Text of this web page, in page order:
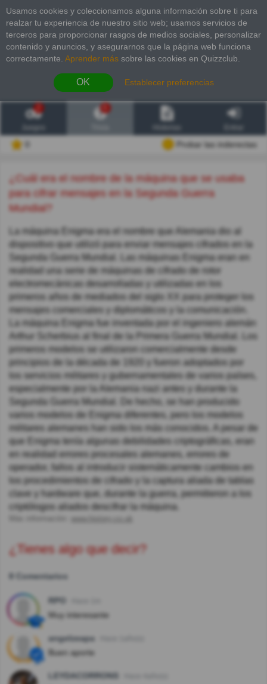
Usamos cookies y coleccionamos alguna información sobre ti para
realzar tu experiencia de nuestro sitio web; usamos servicios de
terceros para proporcionar rasgos de medios sociales, personalizar
contenido y anuncios, y asegurarnos que la página web funciona
correctamente. Aprender más sobre las cookies en Quizzclub.
OK Establecer preferencias
2
Probar las inderectas
¿Cuál era el nombre de la máquina que se usaba
para cifrar mensajes en la Segunda Guerra
Mundial?
La máquina Enigma era el nombre que Alemania dio al
dispositivo que utilizó para enviar mensajes cifrados en la
Segunda Guerra Mundial. Las máquinas Enigma eran en
realidad una serie de máquinas de cifrado de rotor
electromecánicas desarrolladas y utilizadas en los
primeros años de mediados del siglo XX para proteger los
mensajes comerciales y diplomáticos y la comunicación.
La máquina Enigma fue inventada por el ingeniero alemán
Arthur Scherbius al final de la Primera Guerra Mundial. Los
primeros modelos se utilizaron comercialmente desde
principios de la década de 1920 y fueron adoptados por
los servicios militares y gubernamentales de varios países,
especialmente por la Alemania nazi antes y durante la
Segunda Guerra Mundial. De hecho, se han producido
varios modelos de Enigma diferentes, pero los modelos
militares alemanes han sido los más conocidos. A pesar de
que Enigma tenía algunas debilidades criptográficas, eran
en realidad errores procesales alemanes, errores de
operador, fallos al introducir sistemáticamente cambios en
los procedimientos de cifrado y la captura aliada de tablas
clave y hardware que, durante la guerra, permitieron a los
criptólogos aliados descifrar la máquina.
www.history.co.uk
¿Tienes algo que decir?
8 Comentarios
RPO
Muy interesante
angelzeapa
Buen aporte
LEYDACORRONS